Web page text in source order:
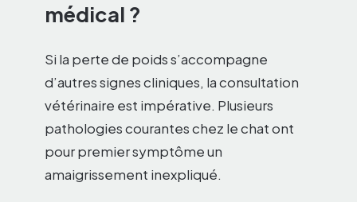
médical ?
Si la perte de poids s’accompagne
d’autres signes cliniques, la consultation
vétérinaire est impérative. Plusieurs
pathologies courantes chez le chat ont
pour premier symptôme un
amaigrissement inexpliqué.